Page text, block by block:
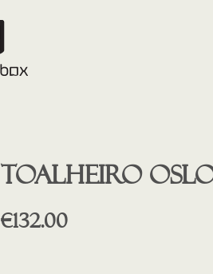
Toalheiro
€132.00